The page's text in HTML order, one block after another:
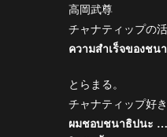
高岡武尊
チャナティップの
ความสำเร็จของชน
とらまる。
チャナティップ好
ผมชอบชนาธิปนะ …